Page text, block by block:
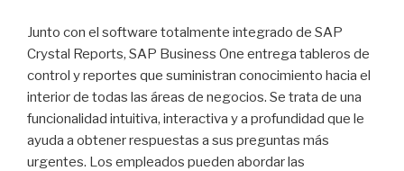
Junto con el software totalmente integrado de SAP
Crystal Reports, SAP Business One entrega tableros de
control y reportes que suministran conocimiento hacia el
interior de todas las áreas de negocios. Se trata de una
funcionalidad intuitiva, interactiva y a profundidad que le
ayuda a obtener respuestas a sus preguntas más
urgentes. Los empleados pueden abordar las